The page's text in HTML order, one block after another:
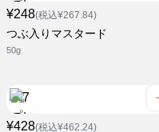
¥248(税込¥267.84)
つぶ入りマスタード
50g
¥428(税込¥462.24)